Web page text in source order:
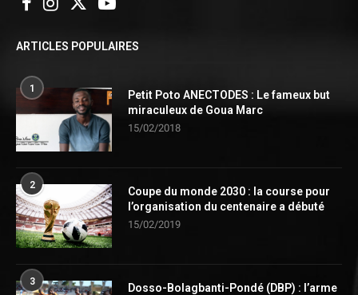
ARTICLES POPULAIRES
1
Petit Poto ANECTODES : Le fameux but
miraculeux de Goua Marc
15/02/2018
2
Coupe du monde 2030 : la course pour
l’organisation du centenaire a débuté
15/02/2019
3
Dosso-Bolagbanti-Pondé (DBP) : l’arme